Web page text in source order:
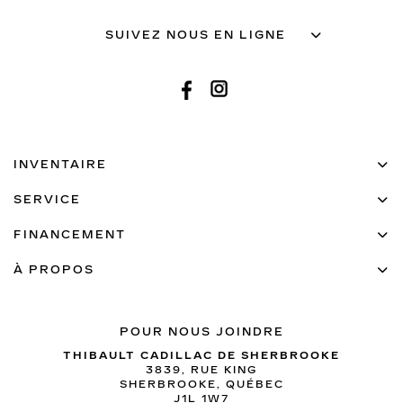
SUIVEZ NOUS EN LIGNE
POUR NOUS JOINDRE
THIBAULT CADILLAC DE SHERBROOKE
3839, RUE KING
SHERBROOKE, QUÉBEC
J1L 1W7
INVENTAIRE
SERVICE
FINANCEMENT
À PROPOS